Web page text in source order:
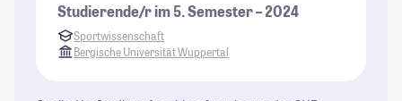
Studierende/r im 5. Semester – 2024
Sportwissenschaft
Bergische Universität Wuppertal